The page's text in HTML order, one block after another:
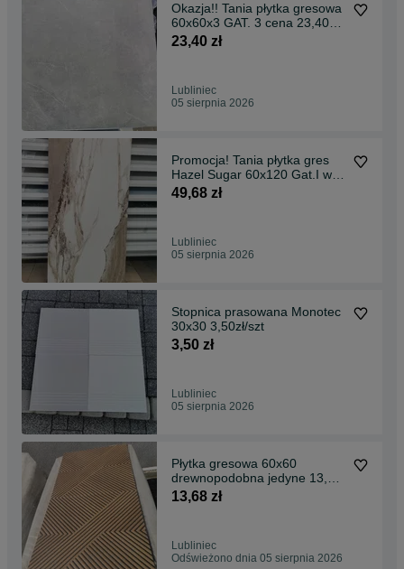
Okazja!! Tania płytka gresowa
60x60x3 GAT. 3 cena 23,40
zł/szt
23,40 zł
Lubliniec
05 sierpnia 2026
Promocja! Tania płytka gres
Hazel Sugar 60x120 Gat.I w
super cenie 49,68 zł/szt
49,68 zł
Lubliniec
05 sierpnia 2026
Stopnica prasowana Monotec
30x30 3,50zł/szt
3,50 zł
Lubliniec
05 sierpnia 2026
Płytka gresowa 60x60
drewnopodobna jedyne 13,68
zł/szt
13,68 zł
Lubliniec
Odświeżono dnia 05 sierpnia 2026